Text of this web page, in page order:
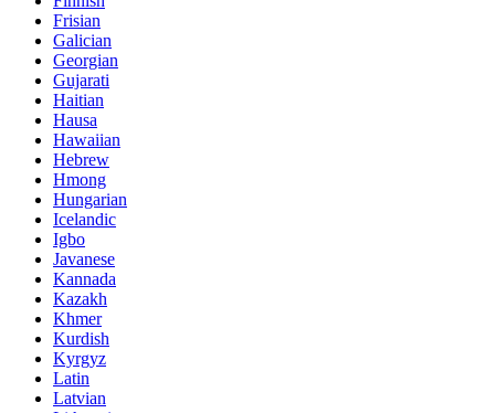
Frisian
Galician
Georgian
Gujarati
Haitian
Hausa
Hawaiian
Hebrew
Hmong
Hungarian
Icelandic
Igbo
Javanese
Kannada
Kazakh
Khmer
Kurdish
Kyrgyz
Latin
Latvian